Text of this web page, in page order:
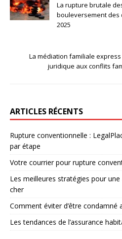
La rupture brutale
bouleversement des
2025
La médiation familiale
juridique aux conflits
ARTICLES RÉCENTS
Rupture conventionnelle :
par étape
Votre courrier pour rupture
Les meilleures stratégies pour
cher
Comment éviter d’être condamné
Les tendances de l’assurance